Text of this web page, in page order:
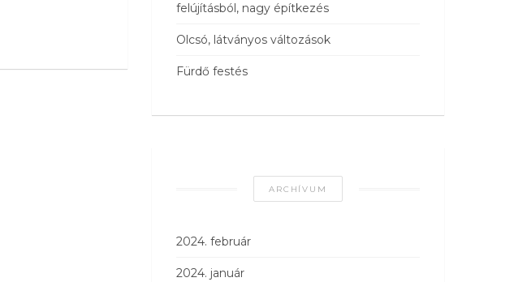
felújításból, nagy építkezés
Olcsó, látványos változások
Fürdő festés
ARCHÍVUM
2024. február
2024. január